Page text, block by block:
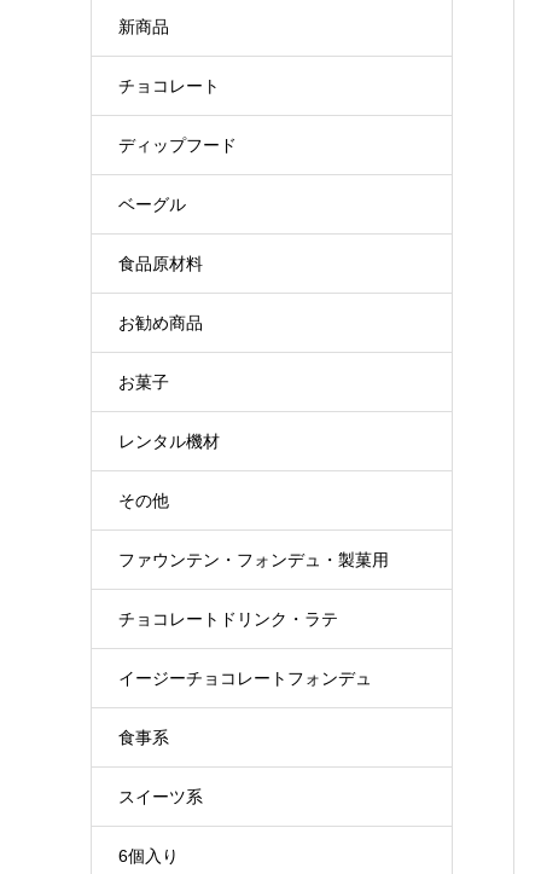
新商品
チョコレート
ディップフード
ベーグル
食品原材料
お勧め商品
お菓子
レンタル機材
その他
ファウンテン・フォンデュ・製菓用
チョコレートドリンク・ラテ
イージーチョコレートフォンデュ
食事系
スイーツ系
6個入り